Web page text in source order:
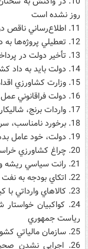
روز نشده است
11. ‌اطلاع‌رساني ناقص دولت، اجراي قوانين را با مشکل روبرو مي‌کند
12. تعطيلي پروژه‌ها به دليل عدم ابلاغ بودجه
13. تأخير دولت در پرداخت بدهي واحدهاي توليدي بايد برطرف شود
14. دولت بايد به داد کشاورزان برسد
15. وزارت کشاورزي اقدامي براي خريد محصولات کشاورزان نکرده است
16. دولت فراقانوني عمل مي‌کند
17. واردات برنج، شاليکاران را زمين‌گير کرد
18. برخورد نامناسب، سرمايه‌گذاران را پشيمان مي?کند
19. دولت، خود عامل بدهي به توليدکنندگان برق است
20. چراغ کشاورزي خراسان‌جنوبي رو به خاموشي است
21. رانت سياسي ريشه واردات 70 درصدي است
22. اتکاي بودجه به نفت افزايش يافته است
23. کالاهاي وارداتي با کيفيت پايين و تعرفه‌هاي غيرواقعي وارد مي‌شود
24. کواکبيان
رياست جمهوري
25. سازمان مالياتي کشور پاسخگوي سئوالات ماليات دهندگان نيست
26. اجرايي نشدن